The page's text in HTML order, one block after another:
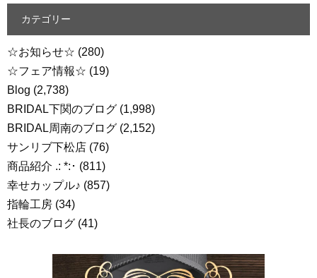
カテゴリー
☆お知らせ☆ (280)
☆フェア情報☆ (19)
Blog (2,738)
BRIDAL下関のブログ (1,998)
BRIDAL周南のブログ (2,152)
サンリブ下松店 (76)
商品紹介 .: *:･ (811)
幸せカップル♪ (857)
指輪工房 (34)
社長のブログ (41)